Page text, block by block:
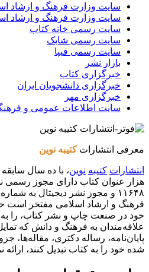
سایت وزارت فرهنگ و ارشاد
سایت وزارت فرهنگ و ارشاد
سایت رسمی خانه کتاب
سایت رسمی شابک
سایت رسمی فیپا
بازار نشر
خبرگزاری کتاب
خبرگزاری دانشجویان ایران
خبرگزاری مهر
سایت اطلاعات عمومی و
معرفی انتشاراتکتیبه نوین
انتشارات کتیبه نوین، با ده سال
هزار عنوان کتاب دارای مجوز رسمی
فرهنگ و ارشاد اسلامی مفتخر است
خود در صنعت چاپ و نشر کتاب، را به
علاقه‌مندان به فرهنگ و دانش که تمایل
پایان‌نامه، رساله دکتری،
شده خود را به کتاب تبدیل کنند، ارائه